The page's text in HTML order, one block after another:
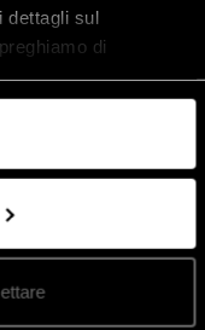
dettagli sul
di
uomo